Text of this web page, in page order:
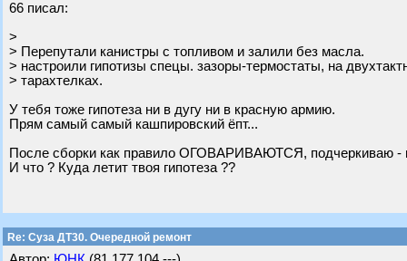
66 писал:
>
> Перепутали канистры с топливом и залили без масла.
> настроили гипотизы спецы. зазоры-термостаты, на
> тарахтелках.
У тебя тоже гипотеза ни в дугу ни в красную армию.
Прям самый самый кашпировский ёпт...
После сборки как правило ОГОВАРИВАЮТСЯ, подчеркиваю -
И что ? Куда летит твоя гипотеза ??
Re: Суза ДТ30. Очередной ремонт